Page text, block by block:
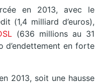
en 2013, avec le
(1,4 milliard d’euros),
(636 millions au 31
d’endettement en forte
2013, soit une hausse